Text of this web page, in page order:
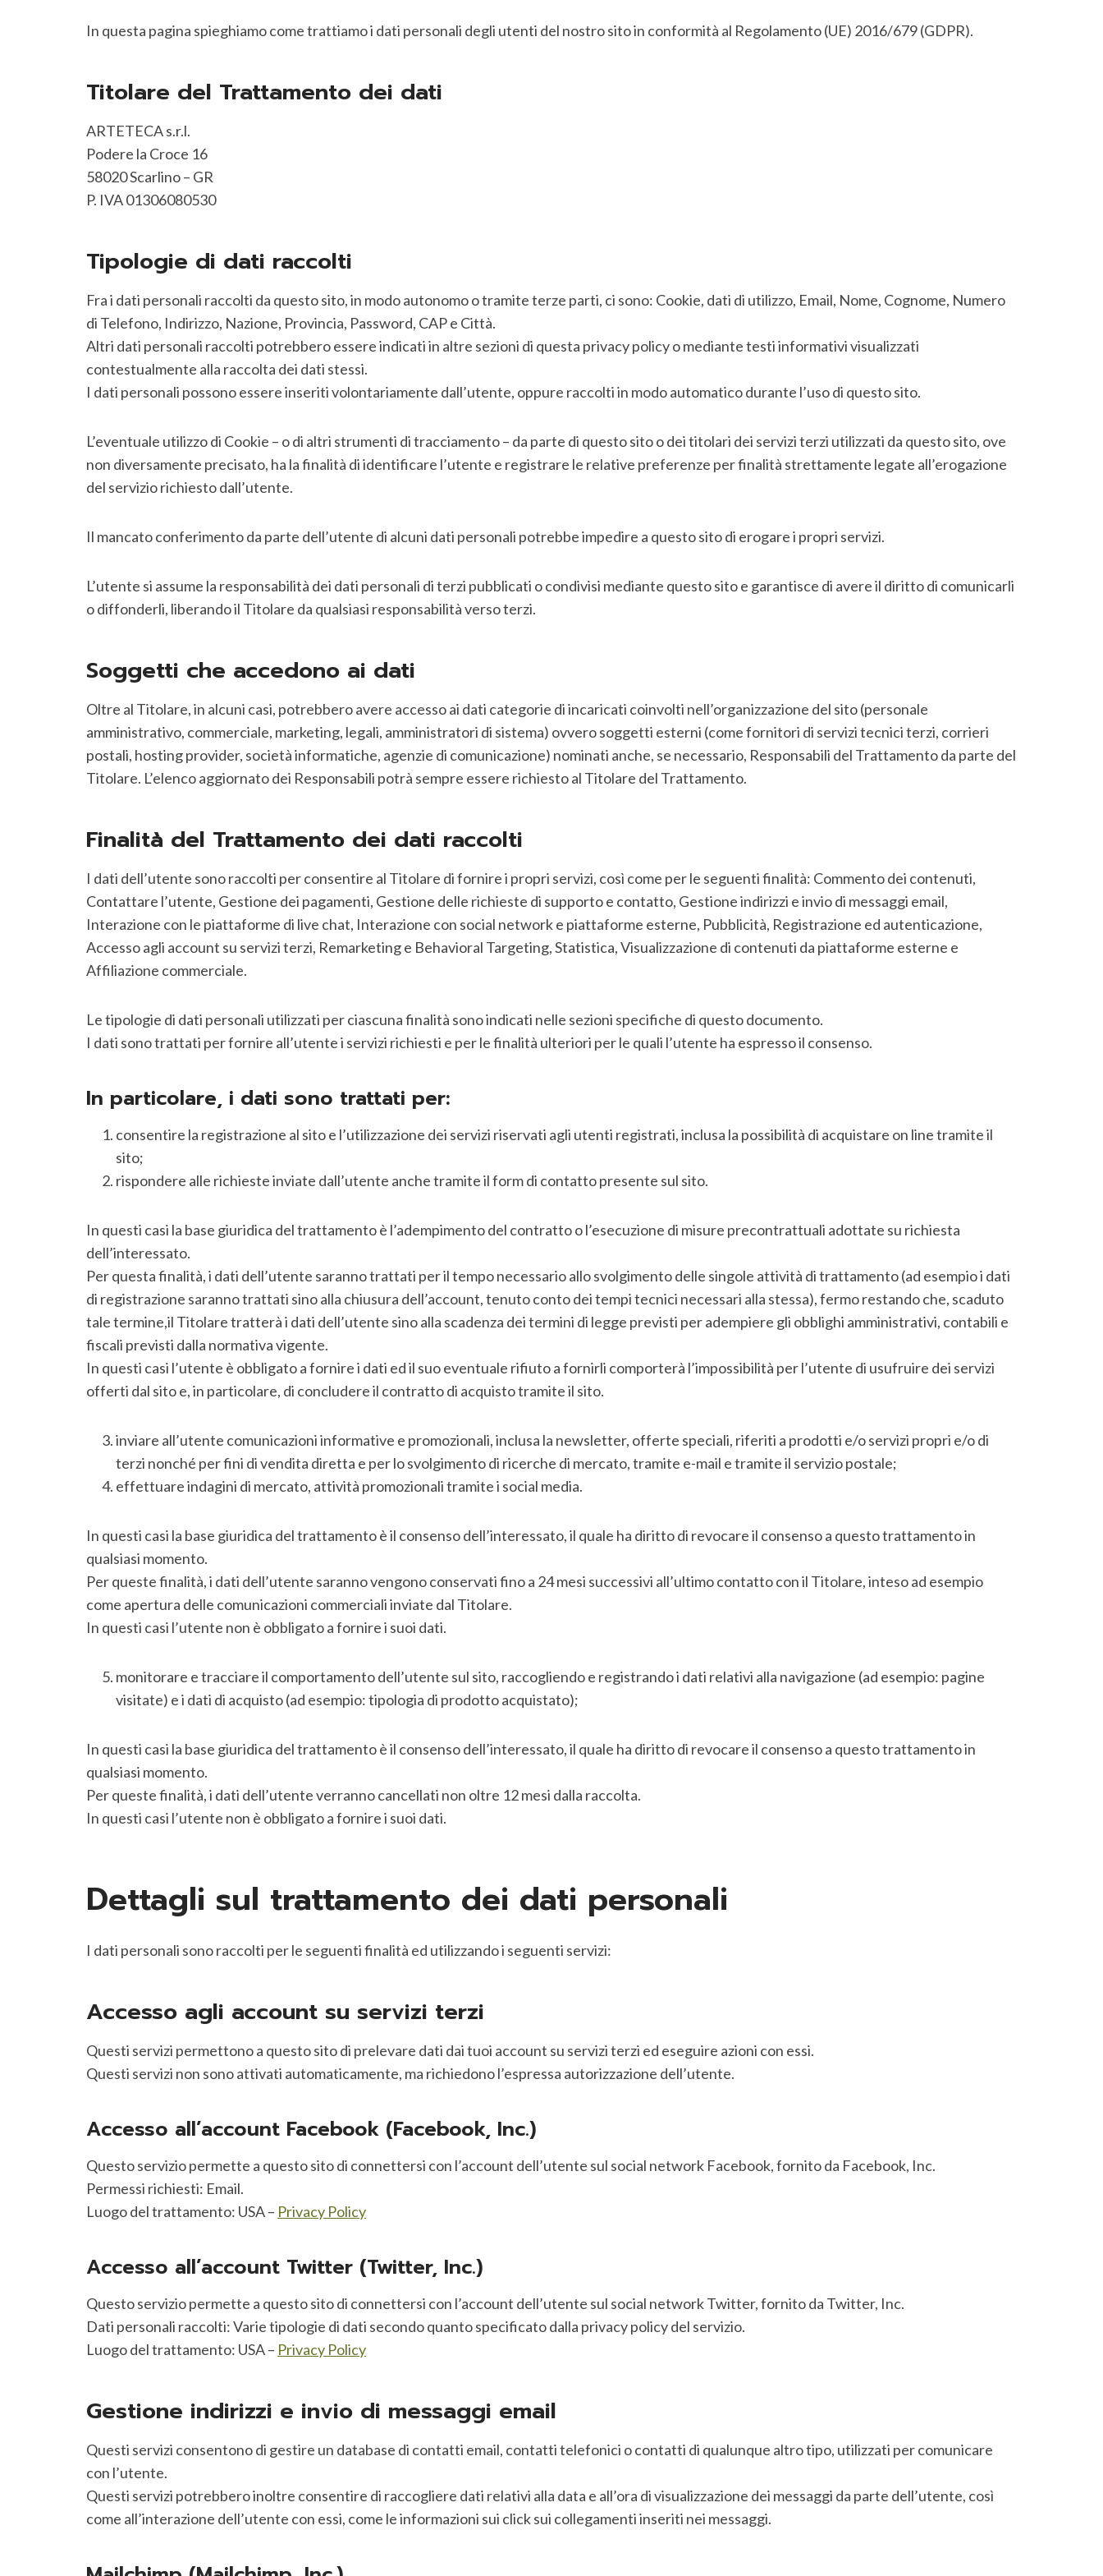
In questa pagina spieghiamo come trattiamo i dati personali degli utenti del nostro sito in conformità al Regolamento (UE) 2016/679 (GDPR).
Titolare del Trattamento dei dati
ARTETECA s.r.l.
Podere la Croce 16
58020 Scarlino – GR
P. IVA 01306080530
Tipologie di dati raccolti
Fra i dati personali raccolti da questo sito, in modo autonomo o tramite terze parti, ci sono: Cookie, dati di utilizzo, Email, Nome, Cognome, Numero
di Telefono, Indirizzo, Nazione, Provincia, Password, CAP e Città.
Altri dati personali raccolti potrebbero essere indicati in altre sezioni di questa privacy policy o mediante testi informativi visualizzati
contestualmente alla raccolta dei dati stessi.
I dati personali possono essere inseriti volontariamente dall’utente, oppure raccolti in modo automatico durante l’uso di questo sito.
L’eventuale utilizzo di Cookie – o di altri strumenti di tracciamento – da parte di questo sito o dei titolari dei servizi terzi utilizzati da questo sito, ove
non diversamente precisato, ha la finalità di identificare l’utente e registrare le relative preferenze per finalità strettamente legate all’erogazione
del servizio richiesto dall’utente.
Il mancato conferimento da parte dell’utente di alcuni dati personali potrebbe impedire a questo sito di erogare i propri servizi.
L’utente si assume la responsabilità dei dati personali di terzi pubblicati o condivisi mediante questo sito e garantisce di avere il diritto di comunicarli
o diffonderli, liberando il Titolare da qualsiasi responsabilità verso terzi.
Soggetti che accedono ai dati
Oltre al Titolare, in alcuni casi, potrebbero avere accesso ai dati categorie di incaricati coinvolti nell’organizzazione del sito (personale
amministrativo, commerciale, marketing, legali, amministratori di sistema) ovvero soggetti esterni (come fornitori di servizi tecnici terzi, corrieri
postali, hosting provider, società informatiche, agenzie di comunicazione) nominati anche, se necessario, Responsabili del Trattamento da parte del
Titolare. L’elenco aggiornato dei Responsabili potrà sempre essere richiesto al Titolare del Trattamento.
Finalità del Trattamento dei dati raccolti
I dati dell’utente sono raccolti per consentire al Titolare di fornire i propri servizi, così come per le seguenti finalità: Commento dei contenuti,
Contattare l’utente, Gestione dei pagamenti, Gestione delle richieste di supporto e contatto, Gestione indirizzi e invio di messaggi email,
Interazione con le piattaforme di live chat, Interazione con social network e piattaforme esterne, Pubblicità, Registrazione ed autenticazione,
Accesso agli account su servizi terzi, Remarketing e Behavioral Targeting, Statistica, Visualizzazione di contenuti da piattaforme esterne e
Affiliazione commerciale.
Le tipologie di dati personali utilizzati per ciascuna finalità sono indicati nelle sezioni specifiche di questo documento.
I dati sono trattati per fornire all’utente i servizi richiesti e per le finalità ulteriori per le quali l’utente ha espresso il consenso.
In particolare, i dati sono trattati per:
consentire la registrazione al sito e l’utilizzazione dei servizi riservati agli utenti registrati, inclusa la possibilità di acquistare on line tramite il
sito;
rispondere alle richieste inviate dall’utente anche tramite il form di contatto presente sul sito.
In questi casi la base giuridica del trattamento è l’adempimento del contratto o l’esecuzione di misure precontrattuali adottate su richiesta
dell’interessato.
Per questa finalità, i dati dell’utente saranno trattati per il tempo necessario allo svolgimento delle singole attività di trattamento (ad esempio i dati
di registrazione saranno trattati sino alla chiusura dell’account, tenuto conto dei tempi tecnici necessari alla stessa), fermo restando che, scaduto
tale termine,il Titolare tratterà i dati dell’utente sino alla scadenza dei termini di legge previsti per adempiere gli obblighi amministrativi, contabili e
fiscali previsti dalla normativa vigente.
In questi casi l’utente è obbligato a fornire i dati ed il suo eventuale rifiuto a fornirli comporterà l’impossibilità per l’utente di usufruire dei servizi
offerti dal sito e, in particolare, di concludere il contratto di acquisto tramite il sito.
inviare all’utente comunicazioni informative e promozionali, inclusa la newsletter, offerte speciali, riferiti a prodotti e/o servizi propri e/o di
terzi nonché per fini di vendita diretta e per lo svolgimento di ricerche di mercato, tramite e-mail e tramite il servizio postale;
effettuare indagini di mercato, attività promozionali tramite i social media.
In questi casi la base giuridica del trattamento è il consenso dell’interessato, il quale ha diritto di revocare il consenso a questo trattamento in
qualsiasi momento.
Per queste finalità, i dati dell’utente saranno vengono conservati fino a 24 mesi successivi all’ultimo contatto con il Titolare, inteso ad esempio
come apertura delle comunicazioni commerciali inviate dal Titolare.
In questi casi l’utente non è obbligato a fornire i suoi dati.
monitorare e tracciare il comportamento dell’utente sul sito, raccogliendo e registrando i dati relativi alla navigazione (ad esempio: pagine
visitate) e i dati di acquisto (ad esempio: tipologia di prodotto acquistato);
In questi casi la base giuridica del trattamento è il consenso dell’interessato, il quale ha diritto di revocare il consenso a questo trattamento in
qualsiasi momento.
Per queste finalità, i dati dell’utente verranno cancellati non oltre 12 mesi dalla raccolta.
In questi casi l’utente non è obbligato a fornire i suoi dati.
Dettagli sul trattamento dei dati personali
I dati personali sono raccolti per le seguenti finalità ed utilizzando i seguenti servizi:
Accesso agli account su servizi terzi
Questi servizi permettono a questo sito di prelevare dati dai tuoi account su servizi terzi ed eseguire azioni con essi.
Questi servizi non sono attivati automaticamente, ma richiedono l’espressa autorizzazione dell’utente.
Accesso all’account Facebook (Facebook, Inc.)
Questo servizio permette a questo sito di connettersi con l’account dell’utente sul social network Facebook, fornito da Facebook, Inc.
Permessi richiesti: Email.
Luogo del trattamento: USA – Privacy Policy
Accesso all’account Twitter (Twitter, Inc.)
Questo servizio permette a questo sito di connettersi con l’account dell’utente sul social network Twitter, fornito da Twitter, Inc.
Dati personali raccolti: Varie tipologie di dati secondo quanto specificato dalla privacy policy del servizio.
Luogo del trattamento: USA – Privacy Policy
Gestione indirizzi e invio di messaggi email
Questi servizi consentono di gestire un database di contatti email, contatti telefonici o contatti di qualunque altro tipo, utilizzati per comunicare
con l’utente.
Questi servizi potrebbero inoltre consentire di raccogliere dati relativi alla data e all’ora di visualizzazione dei messaggi da parte dell’utente, così
come all’interazione dell’utente con essi, come le informazioni sui click sui collegamenti inseriti nei messaggi.